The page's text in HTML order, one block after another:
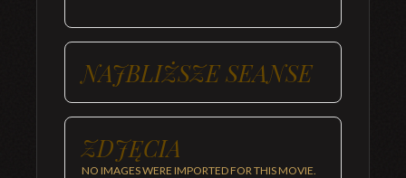
NAJBLIŻSZE SEANSE
ZDJĘCIA
NO IMAGES WERE IMPORTED FOR THIS MOVIE.